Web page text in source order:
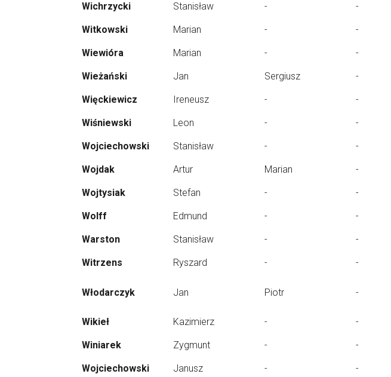
Wichrzycki Stanisław - -
Witkowski Marian - -
Wiewióra Marian - -
Wieżański Jan Sergiusz -
Więckiewicz Ireneusz - -
Wiśniewski Leon - -
Wojciechowski Stanisław - -
Wojdak Artur Marian -
Wojtysiak Stefan - -
Wolff Edmund - -
Warston Stanisław - -
Witrzens Ryszard - -
Włodarczyk Jan Piotr -
Wikieł Kazimierz - -
Winiarek Zygmunt - -
Wojciechowski Janusz - -